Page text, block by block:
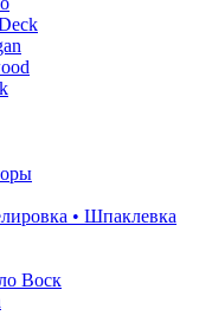
• Шпаклевка
Воск